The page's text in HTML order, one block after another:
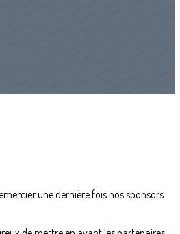
une dernière fois nos sponsors